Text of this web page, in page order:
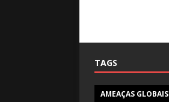
TAGS
AMEAÇAS GLOBAIS